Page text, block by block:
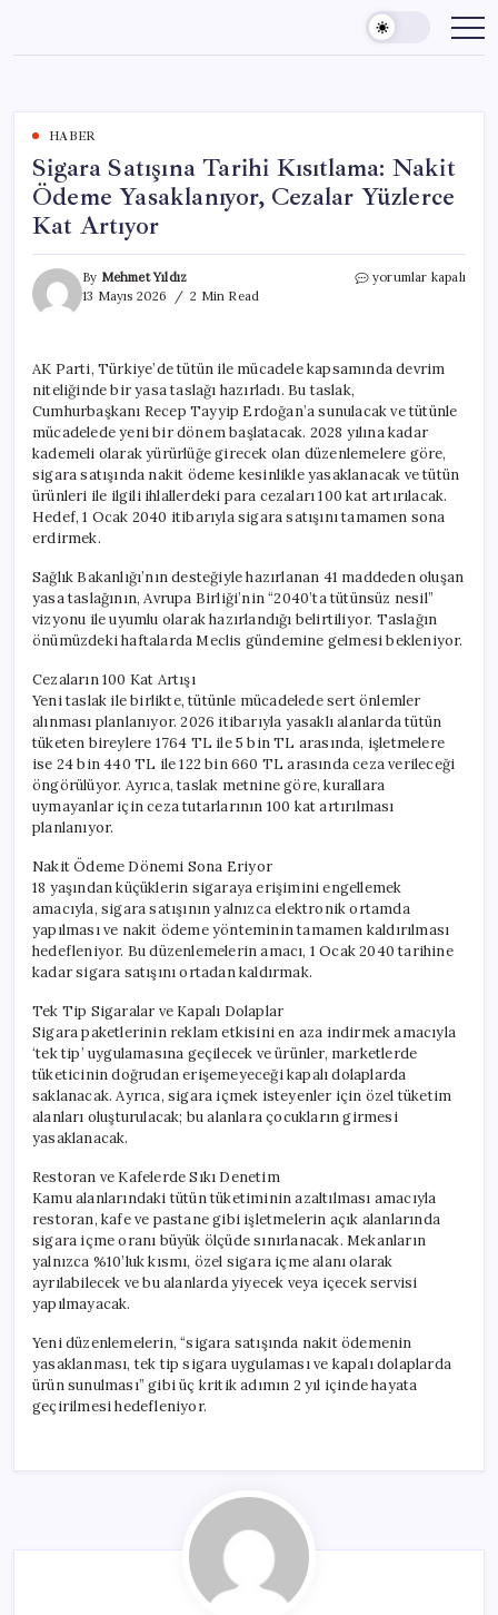
content
HABER
Sigara Satışına Tarihi Kısıtlama: Nakit
Ödeme Yasaklanıyor, Cezalar Yüzlerce
Kat Artıyor
By Mehmet Yıldız
13 Mayıs 2026
2 Min Read
Sigara
Ödeme
Cezalar
Yüzlerce
Kat
Artıyor
için
yorumlar kapalı
AK Parti, Türkiye’de tütün ile mücadele kapsamında devrim
niteliğinde bir yasa taslağı hazırladı. Bu taslak,
Cumhurbaşkanı Recep Tayyip Erdoğan’a sunulacak ve tütünle
mücadelede yeni bir dönem başlatacak. 2028 yılına kadar
kademeli olarak yürürlüğe girecek olan düzenlemelere göre,
sigara satışında nakit ödeme kesinlikle yasaklanacak ve tütün
ürünleri ile ilgili ihlallerdeki para cezaları 100 kat artırılacak.
Hedef, 1 Ocak 2040 itibarıyla sigara satışını tamamen sona
erdirmek.
Sağlık Bakanlığı’nın desteğiyle hazırlanan 41 maddeden oluşan
yasa taslağının, Avrupa Birliği’nin “2040’ta tütünsüz nesil”
vizyonu ile uyumlu olarak hazırlandığı belirtiliyor. Taslağın
önümüzdeki haftalarda Meclis gündemine gelmesi bekleniyor.
Cezaların 100 Kat Artışı
Yeni taslak ile birlikte, tütünle mücadelede sert önlemler
alınması planlanıyor. 2026 itibarıyla yasaklı alanlarda tütün
tüketen bireylere 1764 TL ile 5 bin TL arasında, işletmelere
ise 24 bin 440 TL ile 122 bin 660 TL arasında ceza verileceği
öngörülüyor. Ayrıca, taslak metnine göre, kurallara
uymayanlar için ceza tutarlarının 100 kat artırılması
planlanıyor.
Nakit Ödeme Dönemi Sona Eriyor
18 yaşından küçüklerin sigaraya erişimini engellemek
amacıyla, sigara satışının yalnızca elektronik ortamda
yapılması ve nakit ödeme yönteminin tamamen kaldırılması
hedefleniyor. Bu düzenlemelerin amacı, 1 Ocak 2040 tarihine
kadar sigara satışını ortadan kaldırmak.
Tek Tip Sigaralar ve Kapalı Dolaplar
Sigara paketlerinin reklam etkisini en aza indirmek amacıyla
‘tek tip’ uygulamasına geçilecek ve ürünler, marketlerde
tüketicinin doğrudan erişemeyeceği kapalı dolaplarda
saklanacak. Ayrıca, sigara içmek isteyenler için özel tüketim
alanları oluşturulacak; bu alanlara çocukların girmesi
yasaklanacak.
Restoran ve Kafelerde Sıkı Denetim
Kamu alanlarındaki tütün tüketiminin azaltılması amacıyla
restoran, kafe ve pastane gibi işletmelerin açık alanlarında
sigara içme oranı büyük ölçüde sınırlanacak. Mekanların
yalnızca %10’luk kısmı, özel sigara içme alanı olarak
ayrılabilecek ve bu alanlarda yiyecek veya içecek servisi
yapılmayacak.
Yeni düzenlemelerin, “sigara satışında nakit ödemenin
yasaklanması, tek tip sigara uygulaması ve kapalı dolaplarda
ürün sunulması” gibi üç kritik adımın 2 yıl içinde hayata
geçirilmesi hedefleniyor.